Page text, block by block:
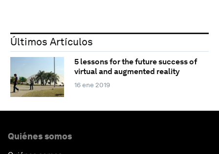
Últimos Artículos
5 lessons for the future success of
virtual and augmented reality
16 ene 2019
Quiénes somos